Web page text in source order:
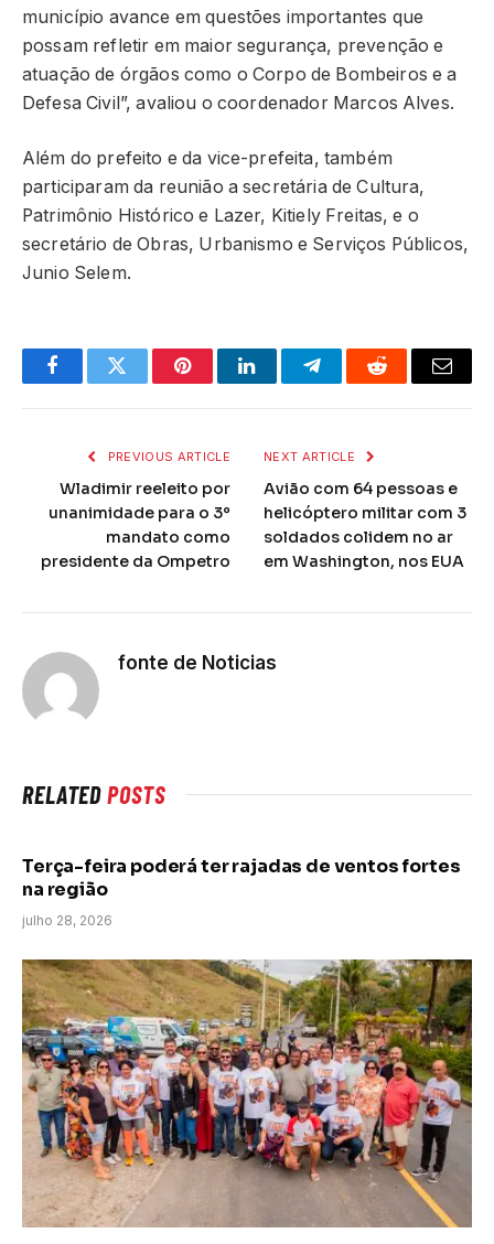
município avance em questões importantes que
possam refletir em maior segurança, prevenção e
atuação de órgãos como o Corpo de Bombeiros e a
Defesa Civil”, avaliou o coordenador Marcos Alves.
Além do prefeito e da vice-prefeita, também
participaram da reunião a secretária de Cultura,
Patrimônio Histórico e Lazer, Kitiely Freitas, e o
secretário de Obras, Urbanismo e Serviços Públicos,
Junio Selem.
FacebookTwitter PinterestLinkedInTelegramReddit Email
PREVIOUS ARTICLE
Wladimir reeleito por
unanimidade para o 3º
mandato como
presidente da Ompetro
NEXT ARTICLE
Avião com 64 pessoas e
helicóptero militar com 3
soldados colidem no ar
em Washington, nos EUA
fonte de Noticias
RELATEDPOSTS
Terça-feira poderá ter rajadas de ventos fortes
na região
julho 28, 2026